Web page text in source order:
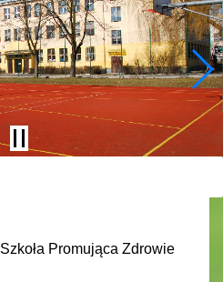
Szkoła Promująca Zdrowie